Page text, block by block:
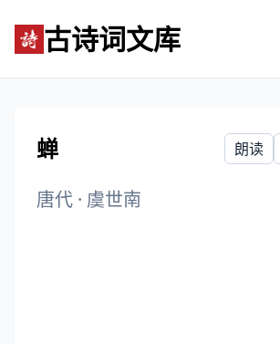
古诗词文库
蝉 朗读
唐代 · 虞世南